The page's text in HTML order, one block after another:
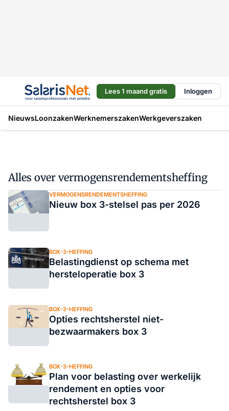
Lees 1 maand gratis Inloggen
NieuwsLoonzakenWerknemerszakenWerkgeverszaken
Alles over vermogensrendementsheffing
VERMOGENSRENDEMENTSHEFFING
Nieuw box 3-stelsel pas per 2026
BOX-3-HEFFING
Belastingdienst op schema met
hersteloperatie box 3
BOX-3-HEFFING
Opties rechtsherstel niet-
bezwaarmakers box 3
BOX-3-HEFFING
Plan voor belasting over werkelijk
rendement en opties voor
rechtsherstel box 3